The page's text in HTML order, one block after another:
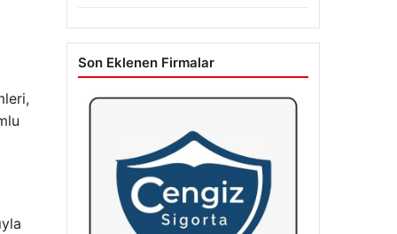
Son Eklenen Firmalar